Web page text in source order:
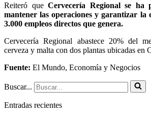
Reiteró que Cervecería Regional se ha
mantener las operaciones y garantizar la
3.000 empleos directos que genera.
Cervecería Regional abastece 20% del
cerveza y malta con dos plantas ubicadas en
Fuente: El Mundo, Economía y Negocios
Buscar...
Entradas recientes